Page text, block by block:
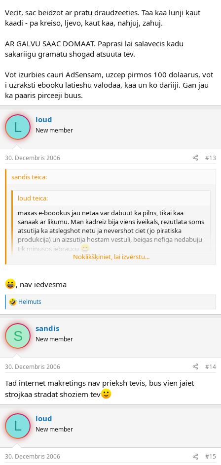
Vecit, sac beidzot ar pratu draudzeeties. Taa kaa lunji kaut
kaadi - pa kreiso, ljevo, kaut kaa, nahjuj, zahuj.
AR GALVU SAAC DOMAAT. Paprasi lai salavecis kadu
sakariigu gramatu shogad atsuuta tev.
Vot izurbies cauri AdSensam, uzcep pirmos 100 dolaarus, vot
i uzraksti ebooku latieshu valodaa, kaa un ko dariiji. Gan jau
ka paaris pirceeji buus.
L loud
New member
30. Decembris 2006 #13
sandis teica:
loud teica:
maxas e-boookus jau netaa var dabuut ka pilns, tikai kaa
sanaak ar likumu. Man kadreiz bija viens iveikals, rezutlata soms
atsutija ka atslegshot netu ja nevershot ciet (jo piratiska
produkcija) un aizsutija hostam vestuli, beigas nefiga nedabuju
tik minusos iebraucu
Pasham raxtiit - tas nav mana gara
Noklikšķiniet, lai izvērstu...
Vecit, sac beidzot ar pratu draudzeeties. Taa kaa lunji kaut kaadi - pa
kreiso, ljevo, kaut kaa, nahjuj, zahuj.
gramatu shogad atsuuta tev.
Vot izurbies cauri AdSensam, uzcep pirmos 100 dolaarus, vot i
uzraksti ebooku latieshu valodaa, kaa un ko dariiji. Gan jau ka paaris
pirceeji buus.
Noklikšķiniet, lai izvērstu...
, nav iedvesma
R
e
a
k
i
a
s
Helmuts
S sandis
New member
30. Decembris 2006 #14
Tad internet makretings nav prieksh tevis, bus vien jaiet
strojkaa stradat shoziem tev
L loud
New member
30. Decembris 2006 #15